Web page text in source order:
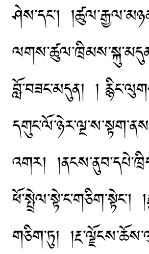
ཤེས་དང་།
བློ་བཟང་མདུན། །
འགར།
གཅིག་ཏུ།